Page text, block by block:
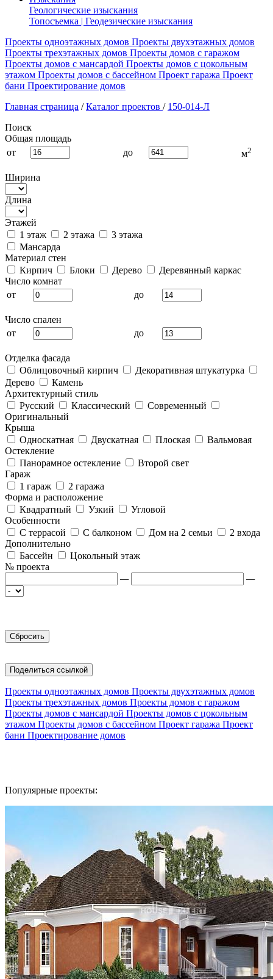
Геологические изыскания
Топосъемка | Геодезические изыскания
Проекты одноэтажных домов Проекты двухэтажных домов
Проекты трехэтажных домов Проекты домов с гаражом
Проекты домов с мансардой Проекты домов с цокольным
этажом Проекты домов с бассейном Проект гаража Проект
бани Проектирование домов
Главная страница / Каталог проектов / 150-014-Л
Поиск
Общая площадь
от
до м2
Ширина
Длина
Этажей
1 этаж
2 этажа
3 этажа
Мансарда
Материал стен
Кирпич
Блоки Дерево
Деревянный каркас
Число комнат
от
до
Число спален
от
до
Отделка фасада
Облицовочный кирпич
Декоративная штукатурка
Дерево
Камень
Архитектурный стиль
Русский
Классический
Современный
Оригинальный
Крыша
Односкатная
Двускатная Плоская
Вальмовая
Остекление
Панорамное остекление
Второй свет
Гараж
1 гараж
2 гаража
Форма и расположение
Квадратный
Узкий
Угловой
Особенности
С террасой
С балконом Дом на 2 семьи
2 входа
Дополнительно
Бассейн
Цокольный этаж
№ проекта
—
—
Поделиться ссылкой
Проекты одноэтажных домов Проекты двухэтажных домов
Проекты трехэтажных домов Проекты домов с гаражом
Проекты домов с мансардой Проекты домов с цокольным
этажом Проекты домов с бассейном Проект гаража Проект
бани Проектирование домов
Популярные проекты: